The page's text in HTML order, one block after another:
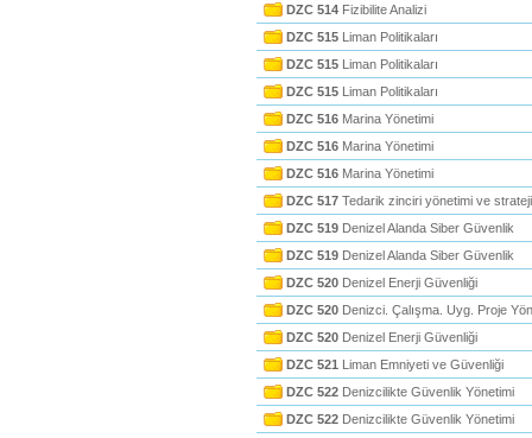
DZC 514 Fizibilite Analizi
DZC 515 Liman Politikaları
DZC 515 Liman Politikaları
DZC 515 Liman Politikaları
DZC 516 Marina Yönetimi
DZC 516 Marina Yönetimi
DZC 516 Marina Yönetimi
DZC 517 Tedarik zinciri yönetimi ve
DZC 519 Denizel Alanda Siber Güvenlik
DZC 519 Denizel Alanda Siber Güvenlik
DZC 520 Denizel Enerji Güvenliği
DZC 520 Denizci. Çalışma. Uyg. Proje
DZC 520 Denizel Enerji Güvenliği
DZC 521 Liman Emniyeti ve Güvenliği
DZC 522 Denizcilikte Güvenlik Yönetimi
DZC 522 Denizcilikte Güvenlik Yönetimi